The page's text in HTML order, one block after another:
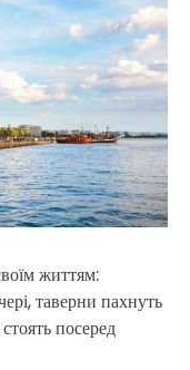
життям:
таверни пахнуть
посеред